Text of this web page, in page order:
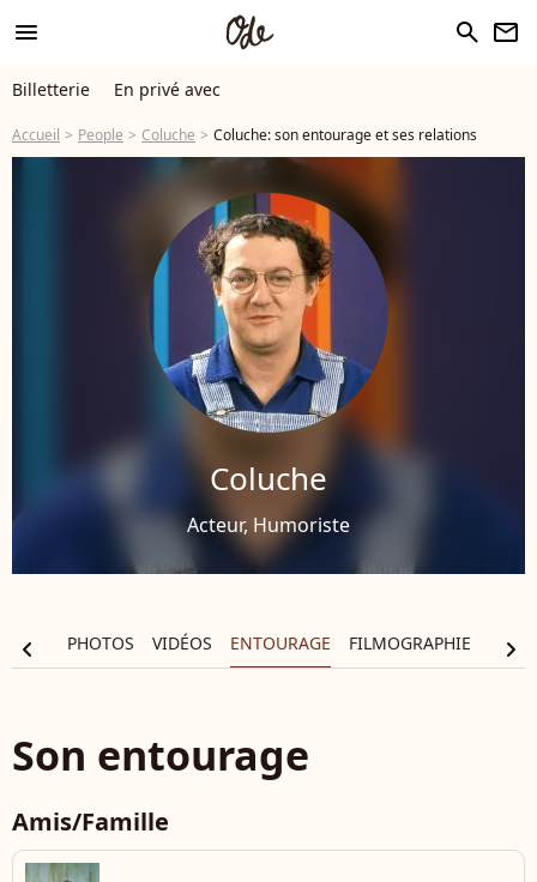
menu search newsletter
Billetterie En privé avec
Accueil People Coluche Coluche: son entourage et ses relations
Coluche
Acteur, Humoriste
PHOTOS VIDÉOS ENTOURAGE FILMOGRAPHIE
chevron_left chevron_right
Son entourage
Amis/Famille